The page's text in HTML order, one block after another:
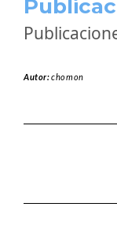
Autor:chomon